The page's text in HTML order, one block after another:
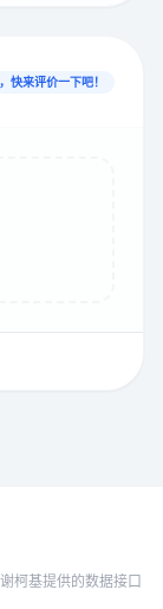
快来评价一下吧！
柯基提供的数据接口